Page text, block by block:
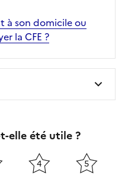
à son domicile ou
la CFE ?
elle été utile ?
4 5